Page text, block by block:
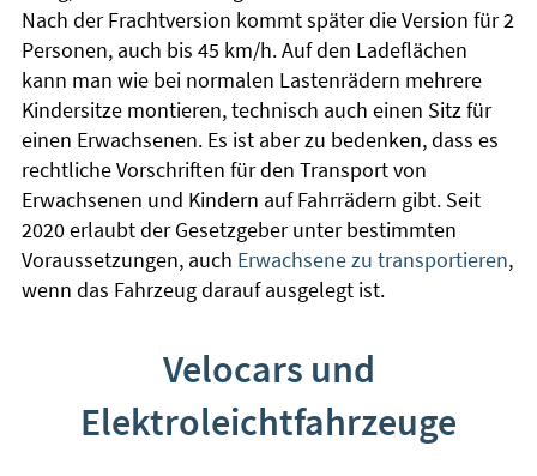
Nach der Frachtversion kommt später die Version für 2
Personen, auch bis 45 km/h. Auf den Ladeflächen
kann man wie bei normalen Lastenrädern mehrere
Kindersitze montieren, technisch auch einen Sitz für
einen Erwachsenen. Es ist aber zu bedenken, dass es
rechtliche Vorschriften für den Transport von
Erwachsenen und Kindern auf Fahrrädern gibt. Seit
2020 erlaubt der Gesetzgeber unter bestimmten
Voraussetzungen, auch Erwachsene zu transportieren,
wenn das Fahrzeug darauf ausgelegt ist.
Velocars und
Elektroleichtfahrzeuge